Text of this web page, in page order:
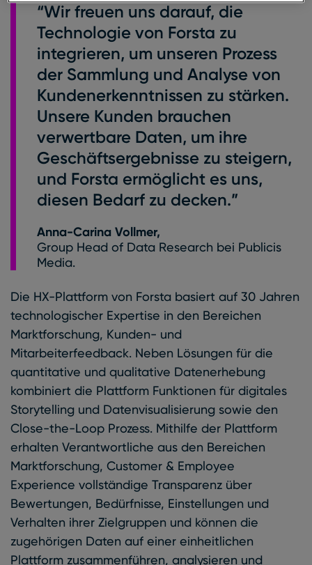
“Wir freuen uns darauf, die
Technologie von Forsta zu
integrieren, um unseren Prozess
der Sammlung und Analyse von
Kundenerkenntnissen zu stärken.
Unsere Kunden brauchen
verwertbare Daten, um ihre
Geschäftsergebnisse zu steigern,
und Forsta ermöglicht es uns,
diesen Bedarf zu decken.”
Anna-Carina Vollmer,
Group Head of Data Research bei Publicis
Media.
Die HX-Plattform von Forsta basiert auf 30 Jahren
technologischer Expertise in den Bereichen
Marktforschung, Kunden- und
Mitarbeiterfeedback. Neben Lösungen für die
quantitative und qualitative Datenerhebung
kombiniert die Plattform Funktionen für digitales
Storytelling und Datenvisualisierung sowie den
Close-the-Loop Prozess. Mithilfe der Plattform
erhalten Verantwortliche aus den Bereichen
Marktforschung, Customer & Employee
Experience vollständige Transparenz über
Bewertungen, Bedürfnisse, Einstellungen und
Verhalten ihrer Zielgruppen und können die
zugehörigen Daten auf einer einheitlichen
Plattform zusammenführen, analysieren und